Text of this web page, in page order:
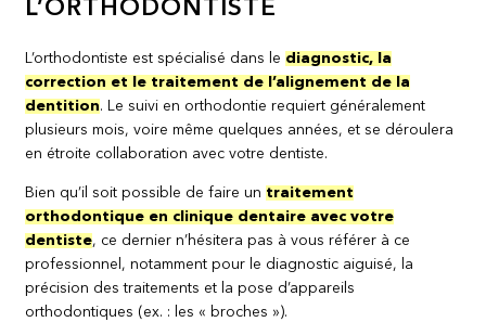
L’ORTHODONTISTE
L’orthodontiste est spécialisé dans le diagnostic, la
correction et le traitement de l’alignement de la
dentition. Le suivi en orthodontie requiert généralement
plusieurs mois, voire même quelques années, et se déroulera
en étroite collaboration avec votre dentiste.
Bien qu’il soit possible de faire un traitement
orthodontique en clinique dentaire avec votre
dentiste, ce dernier n’hésitera pas à vous référer à ce
professionnel, notamment pour le diagnostic aiguisé, la
précision des traitements et la pose d’appareils
orthodontiques (ex. : les « broches »).